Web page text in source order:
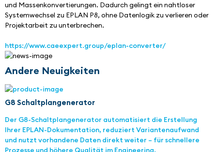
und Massenkonvertierungen. Dadurch gelingt ein nahtloser
Systemwechsel zu EPLAN P8, ohne Datenlogik zu verlieren oder
Projektarbeit zu unterbrechen.
https://www.caeexpert.group/eplan-converter/
Andere Neuigkeiten
G8 Schaltplangenerator
Der G8-Schaltplangenerator automatisiert die Erstellung
Ihrer EPLAN-Dokumentation, reduziert Variantenaufwand
und nutzt vorhandene Daten direkt weiter – für schnellere
Prozesse und höhere Qualität im Engineering.